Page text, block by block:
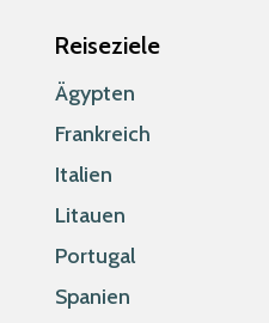
Reiseziele
Ägypten
Frankreich
Italien
Litauen
Portugal
Spanien